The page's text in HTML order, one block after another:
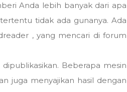
Anda lebih banyak dari apa
tidak ada gunanya. Ada
, yang mencari di forum
Beberapa mesin
juga menyajikan hasil dengan